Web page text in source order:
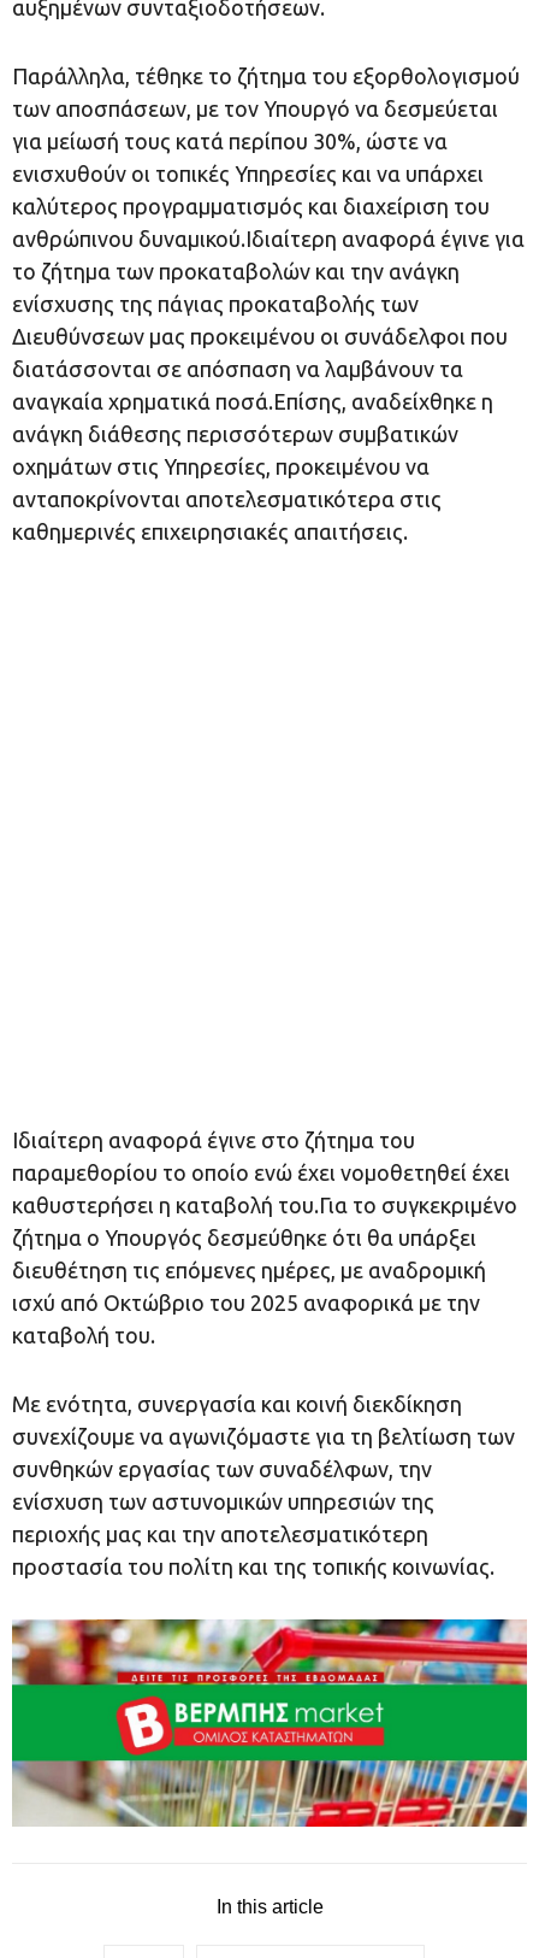
αυξημένων συνταξιοδοτήσεων.
Παράλληλα, τέθηκε το ζήτημα του εξορθολογισμού
των αποσπάσεων, με τον Υπουργό να δεσμεύεται
για μείωσή τους κατά περίπου 30%, ώστε να
ενισχυθούν οι τοπικές Υπηρεσίες και να υπάρχει
καλύτερος προγραμματισμός και διαχείριση του
ανθρώπινου δυναμικού.Ιδιαίτερη αναφορά έγινε για
το ζήτημα των προκαταβολών και την ανάγκη
ενίσχυσης της πάγιας προκαταβολής των
Διευθύνσεων μας προκειμένου οι συνάδελφοι που
διατάσσονται σε απόσπαση να λαμβάνουν τα
αναγκαία χρηματικά ποσά.Επίσης, αναδείχθηκε η
ανάγκη διάθεσης περισσότερων συμβατικών
οχημάτων στις Υπηρεσίες, προκειμένου να
ανταποκρίνονται αποτελεσματικότερα στις
καθημερινές επιχειρησιακές απαιτήσεις.
Ιδιαίτερη αναφορά έγινε στο ζήτημα του
παραμεθορίου το οποίο ενώ έχει νομοθετηθεί έχει
καθυστερήσει η καταβολή του.Για το συγκεκριμένο
ζήτημα ο Υπουργός δεσμεύθηκε ότι θα υπάρξει
διευθέτηση τις επόμενες ημέρες, με αναδρομική
ισχύ από Οκτώβριο του 2025 αναφορικά με την
καταβολή του.
Με ενότητα, συνεργασία και κοινή διεκδίκηση
συνεχίζουμε να αγωνιζόμαστε για τη βελτίωση των
συνθηκών εργασίας των συναδέλφων, την
ενίσχυση των αστυνομικών υπηρεσιών της
περιοχής μας και την αποτελεσματικότερη
προστασία του πολίτη και της τοπικής κοινωνίας.
In this article